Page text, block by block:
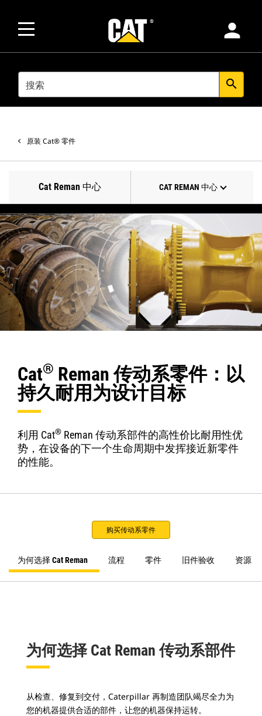
person
SEARCH search
原装 Cat® 零件
Cat Reman 中心 CAT REMAN 中心
Cat® Reman 传动系零件：以
持久耐用为设计目标
利用 Cat® Reman 传动系部件的高性价比耐用性优
势，在设备的下一个生命周期中发挥接近新零件
的性能。
购买传动系零件
为何选择 Cat Reman 流程 零件 旧件验收 资源
为何选择 Cat Reman 传动系部件
从检查、修复到交付，Caterpillar 再制造团队竭尽全力为
您的机器提供合适的部件，让您的机器保持运转。